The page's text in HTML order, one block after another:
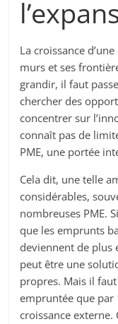
La croissance
murs et ses
grandir, il faut
chercher des
concentrer sur
connaît pas de
PME, une portée
Cela dit, une telle
considérables,
nombreuses PME.
que les emprunts
deviennent de plus
peut être une
propres. Mais il
empruntée que par
croissance